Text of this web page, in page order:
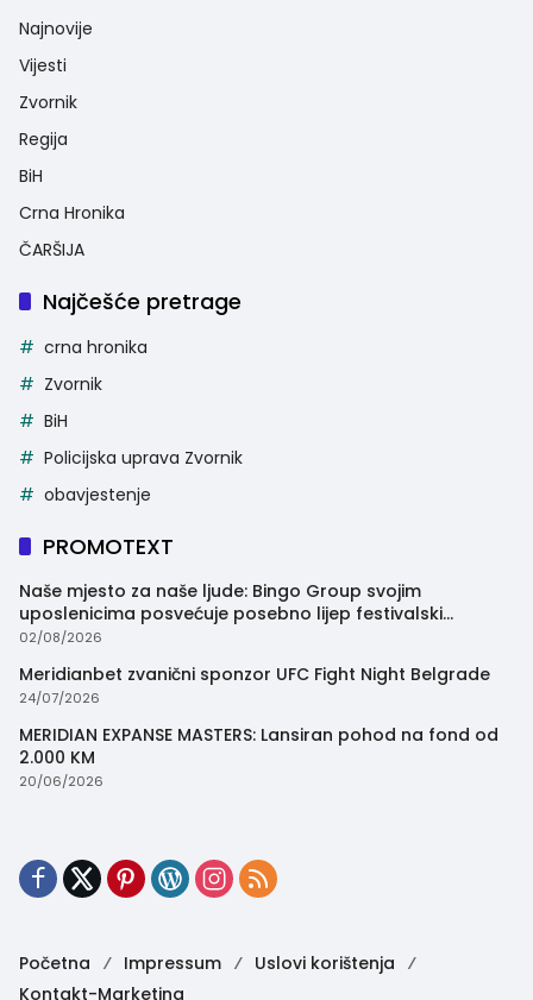
Najnovije
Vijesti
Zvornik
Regija
BiH
Crna Hronika
ČARŠIJA
Najčešće pretrage
crna hronika
Zvornik
BiH
Policijska uprava Zvornik
obavjestenje
PROMOTEXT
Naše mjesto za naše ljude: Bingo Group svojim
uposlenicima posvećuje posebno lijep festivalski
trenutak
02/08/2026
Meridianbet zvanični sponzor UFC Fight Night Belgrade
24/07/2026
MERIDIAN EXPANSE MASTERS: Lansiran pohod na fond od
2.000 KM
20/06/2026
Početna Impressum
Uslovi korištenja
Kontakt-Marketing